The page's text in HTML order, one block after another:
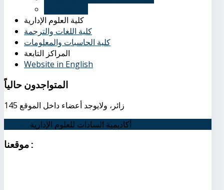
كلية العلوم الإدارية
كلية اللغات والترجمة
كلية الحاسبات والمعلومات
المراكز التابعة
Website in English
المتواجدون حالياً
145 زائر، ولايوجد أعضاء داخل الموقع
أكاديمية السادات للعلوم الإدارية
: